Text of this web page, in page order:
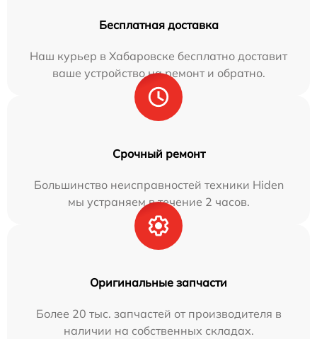
Бесплатная доставка
Наш курьер в Хабаровске бесплатно доставит
ваше устройство на ремонт и обратно.
Срочный ремонт
Большинство неисправностей техники Hiden
мы устраняем в течение 2 часов.
Оригинальные запчасти
Более 20 тыс. запчастей от производителя в
наличии на собственных складах.